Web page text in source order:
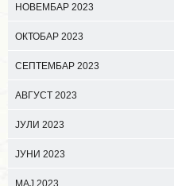
НОВЕМБАР 2023
ОКТОБАР 2023
СЕПТЕМБАР 2023
АВГУСТ 2023
ЈУЛИ 2023
ЈУНИ 2023
МАЈ 2023